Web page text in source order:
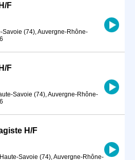
F
Savoie (74), Auvergne-Rhône-
F
Savoie (74), Auvergne-Rhône-
H/F
Savoie (74), Auvergne-Rhône-